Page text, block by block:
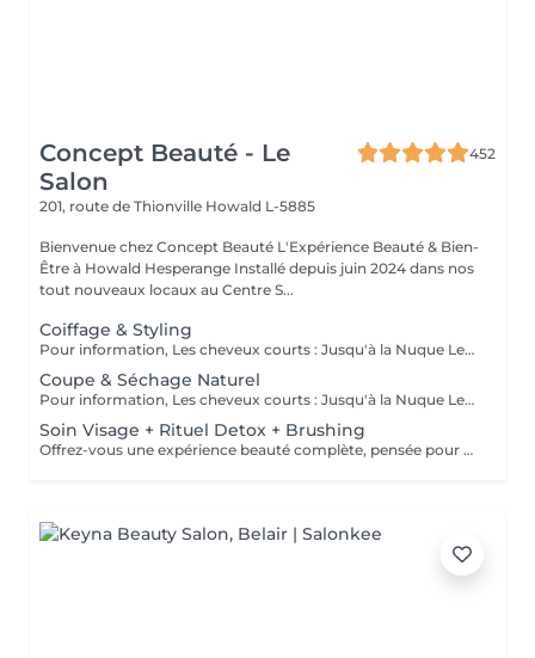
Concept Beauté - Le
Salon
452
201, route de Thionville Howald L-5885
Bienvenue chez Concept Beauté L'Expérience Beauté & Bien-
Être à Howald Hesperange Installé depuis juin 2024 dans nos
tout nouveaux locaux au Centre S...
Coiffage & Styling
Pour information, Les cheveux courts : Jusqu'à la Nuque Les cheveux mi-longs : Jusqu'à l'épaule Les cheveux longs : En dessous de l'épaule Un supplément sera demandé pour les cheveux très longs, (jusqu'au milieu du dos)
Coupe & Séchage Naturel
Pour information, Les cheveux courts : Jusqu'à la Nuque Les cheveux mi-longs : Jusqu'à l'épaule Les cheveux longs : En dessous de l'épaule Un supplément sera demandé pour les cheveux très long, (jusqu'au milieu du dos)
Soin Visage + Rituel Detox + Brushing
Offrez-vous une expérience beauté complète, pensée pour prendre soin à la fois de votre peau, de vos cheveux et de votre bien-être global. Ce rituel débute par un soin visage personnalisé, visant à purifier, hydrater et raviver l'éclat de la peau. Les traits sont détendus, le teint est lumineux, la peau retrouve confort et fraîcheur. Il se poursuit par un rituel détox capillaire, conçu pour nettoyer le cuir chevelu en profondeur, éliminer les résidus accumulés et rééquilibrer la fibre capillaire. Les cheveux sont plus légers, brillants et revitalisés. L'expérience se termine par un brushing, pour sublimer la chevelure et prolonger cette sensation de bien-être et de mise en beauté. Un véritable moment de lâcher-prise, idéal pour se ressourcer, se recentrer et repartir avec une peau éclatante et des cheveux visiblement plus sains.